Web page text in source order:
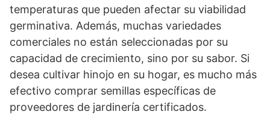
temperaturas que pueden afectar su viabilidad
germinativa. Además, muchas variedades
comerciales no están seleccionadas por su
capacidad de crecimiento, sino por su sabor. Si
desea cultivar hinojo en su hogar, es mucho más
efectivo comprar semillas específicas de
proveedores de jardinería certificados.